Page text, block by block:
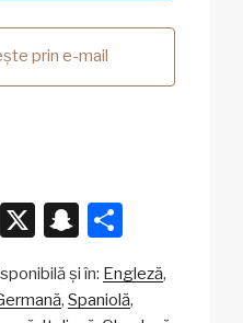
prin e-mail
W X
S
a ta
și în: Engleză
Spaniolă